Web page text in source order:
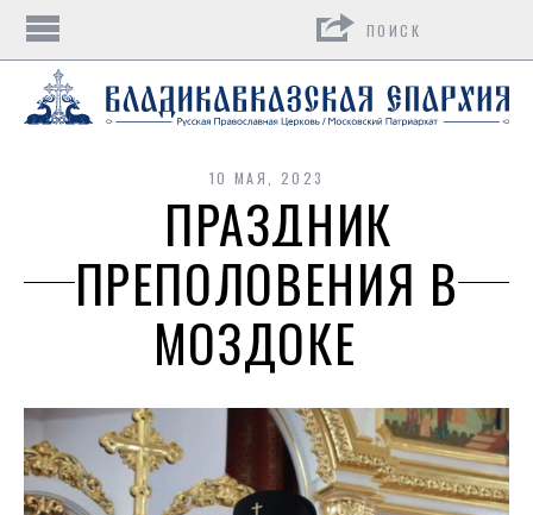
10 МАЯ, 2023
ПРАЗДНИК
ПРЕПОЛОВЕНИЯ В
МОЗДОКЕ